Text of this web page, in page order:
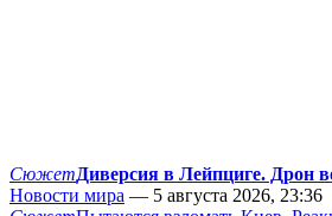
СюжетДиверсия в Лейпциге. Дрон
Новости мира — 5 августа 2026, 23:36